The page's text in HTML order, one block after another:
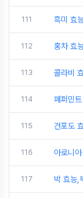
111 흑미 효
112 홍차 효
113 콜라비
114 페퍼민
115 건포도
116 아로니
117 박 효능,